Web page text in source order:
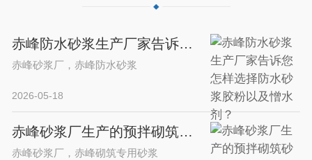
赤峰防水砂浆生产厂家告诉您怎样选择防水砂浆胶粉以及憎水剂？
赤峰砂浆厂，赤峰防水砂浆
2026-05-18
赤峰砂浆厂生产的预拌砌筑砂浆的分类与选择？
赤峰砂浆厂，赤峰砌筑专用砂浆